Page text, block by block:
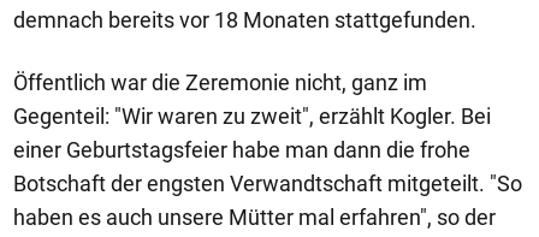
demnach bereits vor 18 Monaten stattgefunden.
Öffentlich war die Zeremonie nicht, ganz im
Gegenteil: "Wir waren zu zweit", erzählt Kogler. Bei
einer Geburtstagsfeier habe man dann die frohe
Botschaft der engsten Verwandtschaft mitgeteilt. "So
haben es auch unsere Mütter mal erfahren", so der